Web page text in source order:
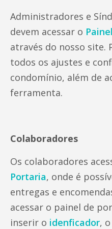
Administradores e
devem acessar o
através do nosso site.
todos os ajustes e
condomínio, além de
ferramenta.
Colaboradores
Os colaboradores
Portaria, onde é
entregas e
acessar o painel de
inserir o idenficador,